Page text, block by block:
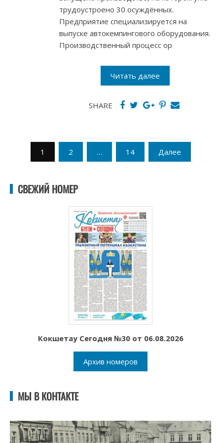
трудоустроено 30 осуждённых.
Предприятие специализируется на
выпуске автокемпингового оборудования.
Производственный процесс ор
Читать далее
SHARE
Пагинация
записей
1 2 … 14 Далее
СВЕЖИЙ НОМЕР
Кокшетау Сегодня №30 от 06.08.2026
Архив номеров
МЫ В КОНТАКТЕ